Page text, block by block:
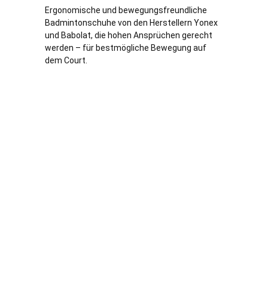
Ergonomische und bewegungsfreundliche
Badmintonschuhe von den Herstellern Yonex
und Babolat, die hohen Ansprüchen gerecht
werden – für bestmögliche Bewegung auf
dem Court.